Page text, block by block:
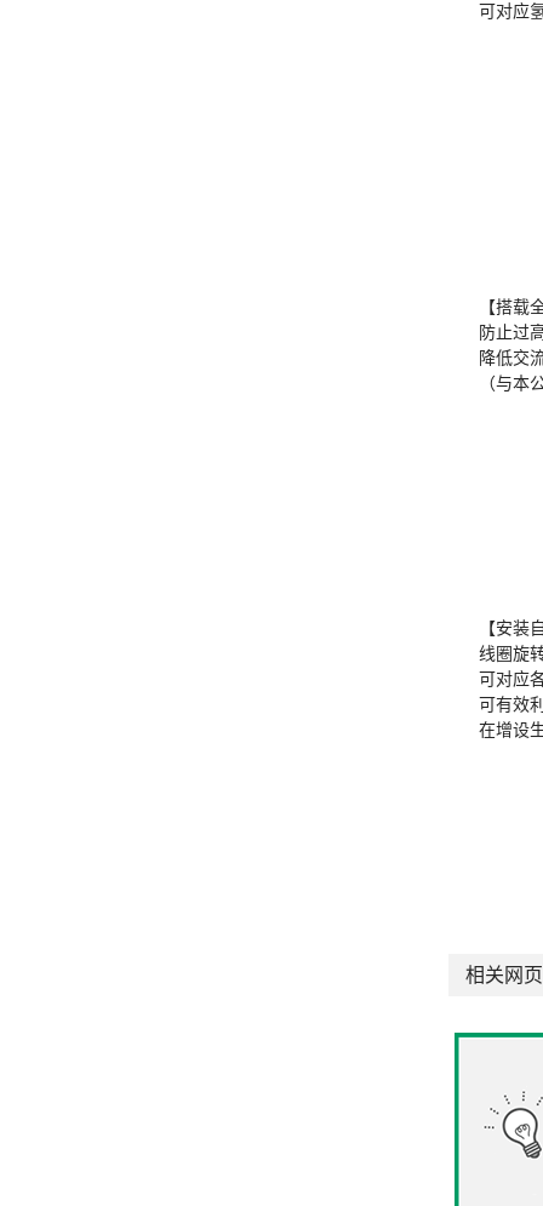
可对应
【搭载
防止过
降低交
（与本
【安装
线圈旋
可对应
可有效
在增设
相关网页